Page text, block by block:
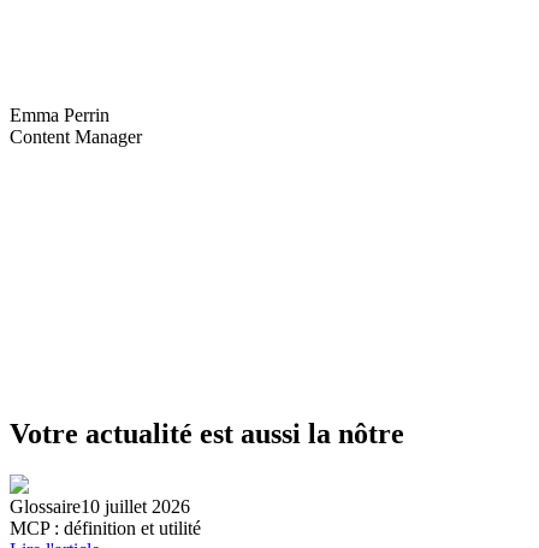
Emma Perrin
Content Manager
Votre actualité est aussi la nôtre
Glossaire10 juillet 2026
MCP : définition et utilité